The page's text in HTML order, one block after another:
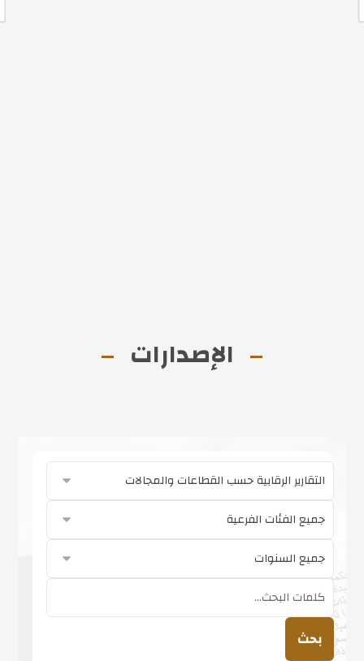
الإصدارات
بحث